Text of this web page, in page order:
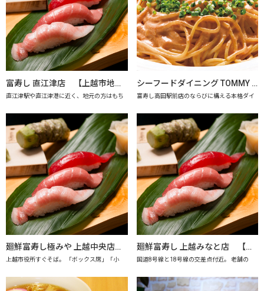
富寿し 直江津店 【上越市地産地消の店認定店】
直江津駅や直江津港に近く、地元の方はもち
シーフードダイニング TOMMY SAY 【上越市地産地消推進の店認定店】
富寿し高田駅前店のならびに構える本格ダイ
廻鮮富寿し極みや 上越中央店 【上越市地産地消の店認定店】
上越市役所すぐそば。 「ボックス席」「小
廻鮮富寿し 上越みなと店 【上越市地産地消の店認定店】
国道8号線と18号線の交差点付近。 老舗の